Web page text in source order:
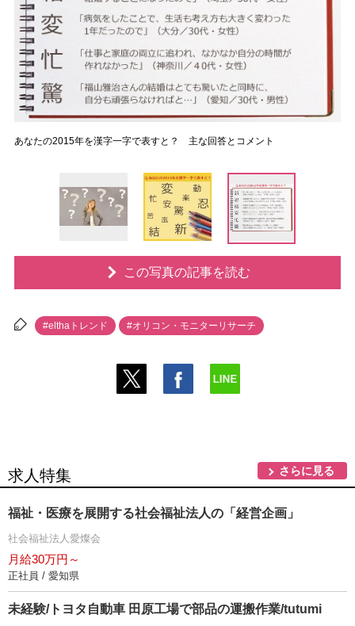
あなたの2015年を漢字一字で表すと？ 主な回答とコメント
この写真の記事を読む
#elthaトレンド #オリコン・モニターリサーチ
求人特集 さらに見る
福祉・医療を展開する社会福祉法人の「経営企画」
社会福祉法人愛燦会
月給30万円～
正社員 / 愛知県
未経験/トヨタ自動車 田原工場で部品の運搬作業/tutumi